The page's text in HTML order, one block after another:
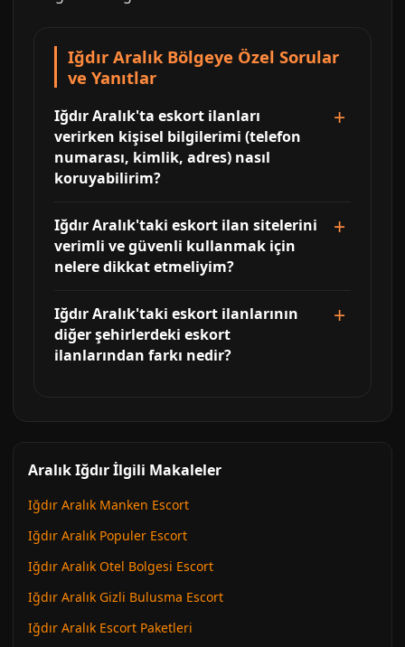
Iğdır Aralık Bölgeye Özel Sorular
ve Yanıtlar
Iğdır Aralık'ta eskort ilanları
verirken kişisel bilgilerimi (telefon
numarası, kimlik, adres) nasıl
koruyabilirim?
Iğdır Aralık'taki eskort ilan sitelerini
verimli ve güvenli kullanmak için
nelere dikkat etmeliyim?
Iğdır Aralık'taki eskort ilanlarının
diğer şehirlerdeki eskort
ilanlarından farkı nedir?
Aralık Iğdır İlgili Makaleler
Iğdır Aralık Manken Escort
Iğdır Aralık Populer Escort
Iğdır Aralık Otel Bolgesi Escort
Iğdır Aralık Gizli Bulusma Escort
Iğdır Aralık Escort Paketleri